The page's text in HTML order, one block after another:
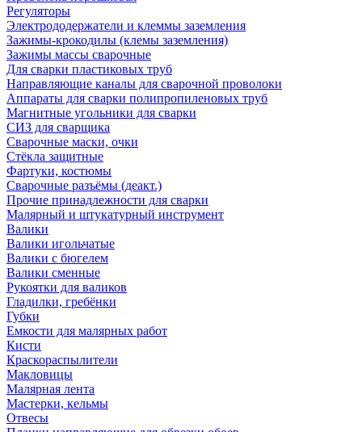
Регуляторы
Электрододержатели и клеммы заземления
Зажимы-крокодилы (клемы заземления)
Зажимы массы сварочные
Для сварки пластиковых труб
Направляющие каналы для сварочной проволоки
Аппараты для сварки полипропиленовых труб
Магнитные угольники для сварки
СИЗ для сварщика
Сварочные маски, очки
Стёкла защитные
Фартуки, костюмы
Сварочные разъёмы (деакт.)
Прочие принадлежности для сварки
Малярный и штукатурный инструмент
Валики
Валики игольчатые
Валики с бюгелем
Валики сменные
Рукоятки для валиков
Гладилки, гребёнки
Губки
Емкости для малярных работ
Кисти
Краскораспылители
Макловицы
Малярная лента
Мастерки, кельмы
Отвесы